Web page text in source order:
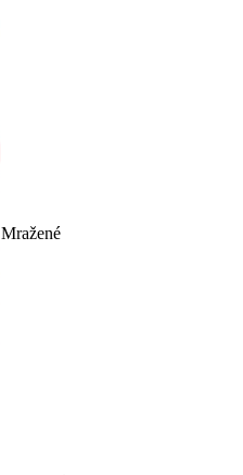
Mražené